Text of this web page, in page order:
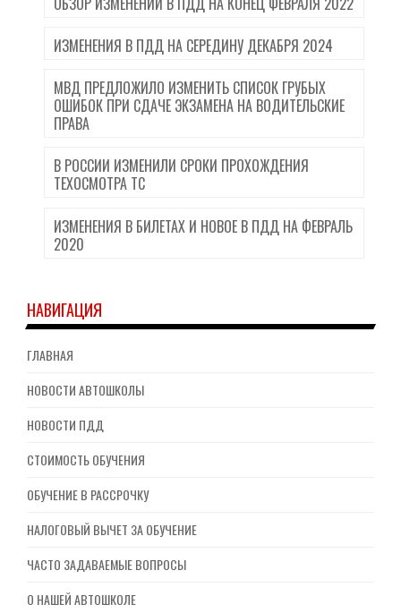
ИЗМЕНЕНИЯ В ПДД НА СЕРЕДИНУ ДЕКАБРЯ 2024
МВД ПРЕДЛОЖИЛО ИЗМЕНИТЬ СПИСОК ГРУБЫХ
ОШИБОК ПРИ СДАЧЕ ЭКЗАМЕНА НА ВОДИТЕЛЬСКИЕ
ПРАВА
В РОССИИ ИЗМЕНИЛИ СРОКИ ПРОХОЖДЕНИЯ
ТЕХОСМОТРА ТС
ИЗМЕНЕНИЯ В БИЛЕТАХ И НОВОЕ В ПДД НА ФЕВРАЛЬ
2020
НАВИГАЦИЯ
ГЛАВНАЯ
НОВОСТИ АВТОШКОЛЫ
НОВОСТИ ПДД
СТОИМОСТЬ ОБУЧЕНИЯ
ОБУЧЕНИЕ В РАССРОЧКУ
НАЛОГОВЫЙ ВЫЧЕТ ЗА ОБУЧЕНИЕ
ЧАСТО ЗАДАВАЕМЫЕ ВОПРОСЫ
О НАШЕЙ АВТОШКОЛЕ